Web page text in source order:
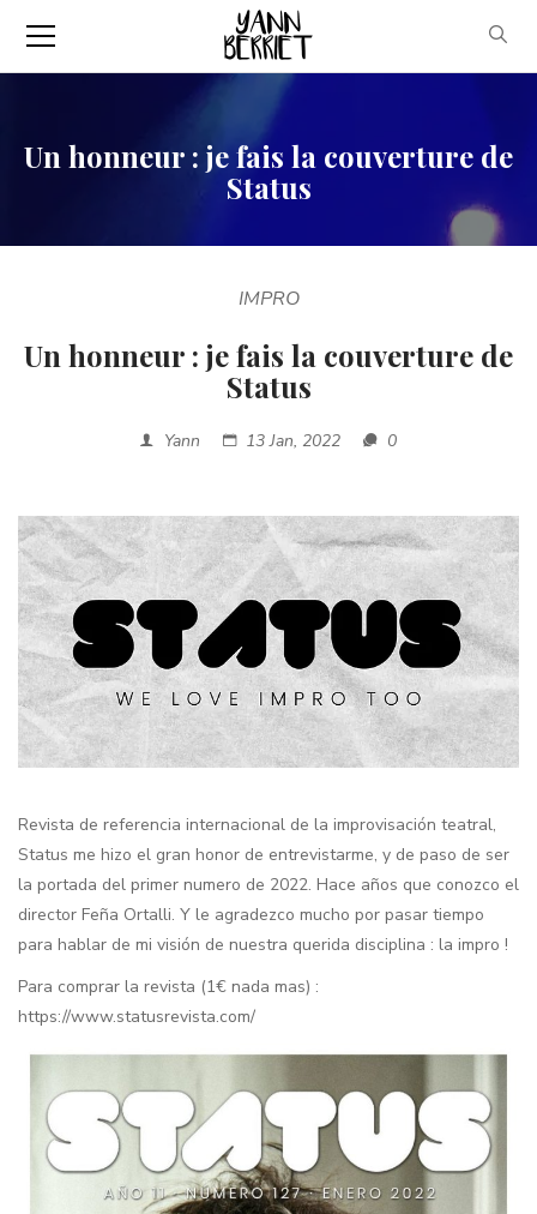
Un honneur : je fais la couverture de
Status
IMPRO
Un honneur : je fais la couverture de
Status
Yann 13 Jan, 2022 0
Revista de referencia internacional de la improvisación teatral,
Status me hizo el gran honor de entrevistarme, y de paso de ser
la portada del primer numero de 2022. Hace años que conozco el
director Feña Ortalli. Y le agradezco mucho por pasar tiempo
para hablar de mi visión de nuestra querida disciplina : la impro !
Para comprar la revista (1€ nada mas) :
https://www.statusrevista.com/